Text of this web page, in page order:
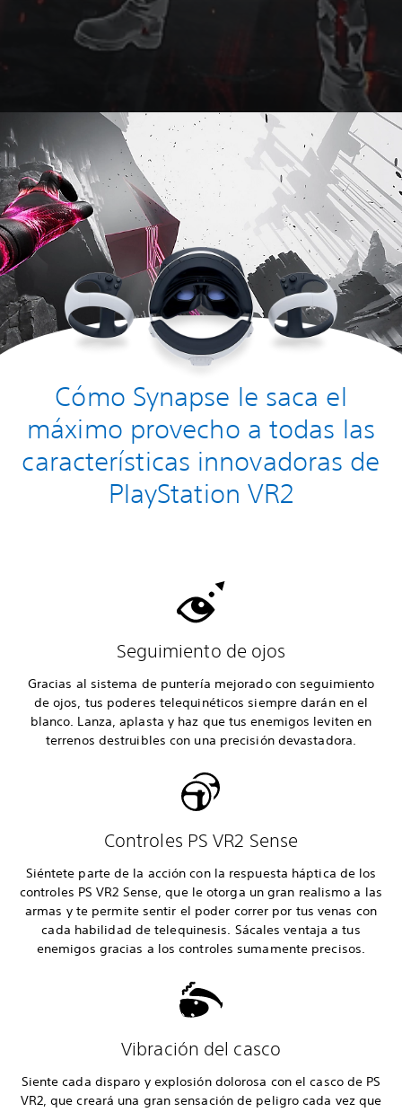
Cómo Synapse le saca el
máximo provecho a todas las
características innovadoras de
PlayStation VR2
Seguimiento de ojos
Gracias al sistema de puntería mejorado con seguimiento
de ojos, tus poderes telequinéticos siempre darán en el
blanco. Lanza, aplasta y haz que tus enemigos leviten en
terrenos destruibles con una precisión devastadora.
Controles PS VR2 Sense
Siéntete parte de la acción con la respuesta háptica de los
controles PS VR2 Sense, que le otorga un gran realismo a las
armas y te permite sentir el poder correr por tus venas con
cada habilidad de telequinesis. Sácales ventaja a tus
enemigos gracias a los controles sumamente precisos.
Vibración del casco
Siente cada disparo y explosión dolorosa con el casco de PS
VR2, que creará una gran sensación de peligro cada vez que